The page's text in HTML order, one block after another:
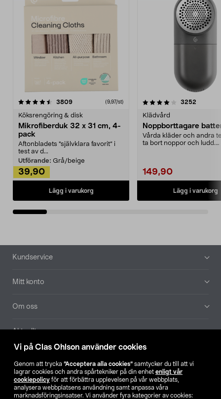
Vi på Clas Ohlson använder cookies
Genom att trycka ”Acceptera alla cookies” samtycker du till att vi
lagrar cookies och andra spårtekniker på din enhet enligt vår
cookiepolicy för att förbättra upplevelsen på vår webbplats,
analysera webbplatsens användning samt anpassa våra
marknadsföringsinsatser. Vi använder fyra kategorier av cookies:
3809recensioner (9,97/st)
Köksrengöring & disk
Mikrofiberduk 32 x 31 cm, 4-
pack
Aftonbladets "självklara favorit” i
test av d...
Utförande: Grå/beige
39,90
Lägg i varukorg
4.0av 5 stjärnor 3252
Klädvård
Noppborttagare
Vårda kläder och andra
ta bort noppor och ludd.
149,90
Lägg i varukorg
4.5av 5 stjärnor
Sidfot
Kundservice
Mitt konto
Om oss
Aktuellt
Hitta butik